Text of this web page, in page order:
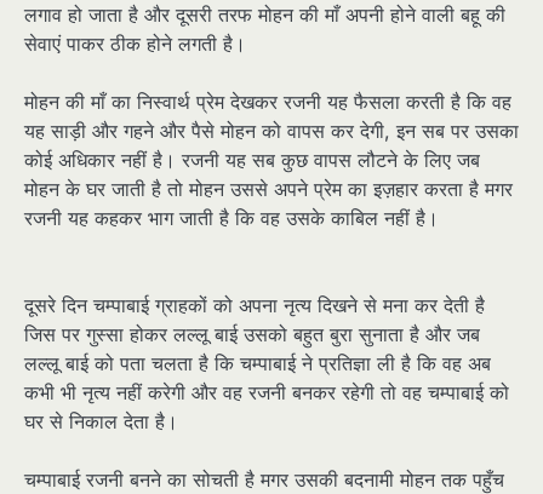
लगाव हो जाता है और दूसरी तरफ मोहन की माँ अपनी होने वाली बहू की
सेवाएं पाकर ठीक होने लगती है।
मोहन की माँ का निस्वार्थ प्रेम देखकर रजनी यह फैसला करती है कि वह
यह साड़ी और गहने और पैसे मोहन को वापस कर देगी, इन सब पर उसका
कोई अधिकार नहीं है। रजनी यह सब कुछ वापस लौटने के लिए जब
मोहन के घर जाती है तो मोहन उससे अपने प्रेम का इज़हार करता है मगर
रजनी यह कहकर भाग जाती है कि वह उसके काबिल नहीं है।
दूसरे दिन चम्पाबाई ग्राहकों को अपना नृत्य दिखने से मना कर देती है
जिस पर गुस्सा होकर लल्लू बाई उसको बहुत बुरा सुनाता है और जब
लल्लू बाई को पता चलता है कि चम्पाबाई ने प्रतिज्ञा ली है कि वह अब
कभी भी नृत्य नहीं करेगी और वह रजनी बनकर रहेगी तो वह चम्पाबाई को
घर से निकाल देता है।
चम्पाबाई रजनी बनने का सोचती है मगर उसकी बदनामी मोहन तक पहुँच